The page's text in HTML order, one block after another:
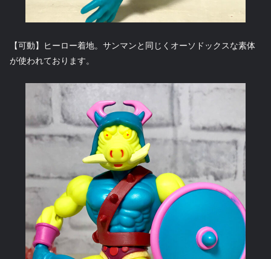
【可動】ヒーロー着地。サンマンと同じくオーソドックスな素体
が使われております。